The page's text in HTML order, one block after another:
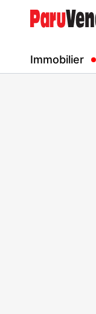
Immobilier